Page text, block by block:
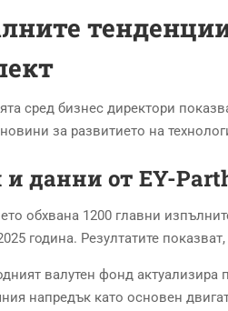
сред бизнес директори
за развитието на
данни от EY-
обхвана 1200 главни
година. Резултатите
валутен фонд актуализира
напредък като основен